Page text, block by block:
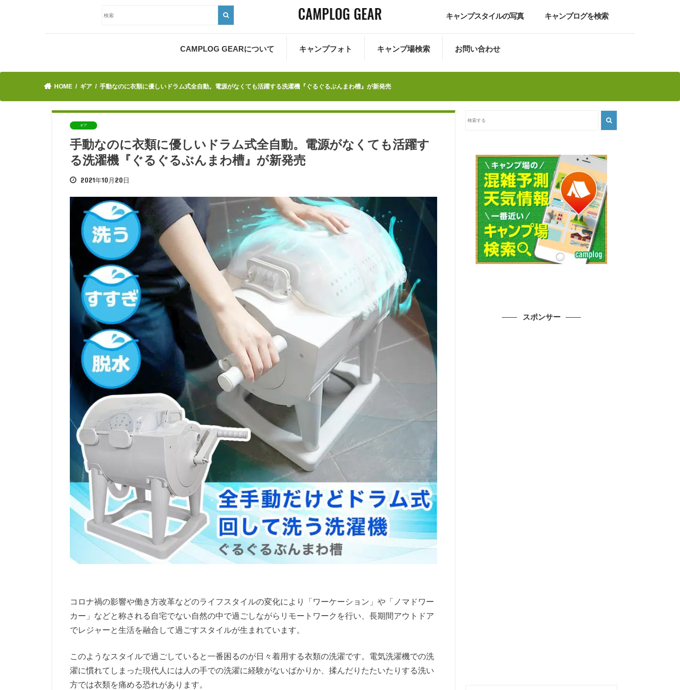
キャンプスタイルの写真 キャンプログを検索
CAMPLOG GEARについて キャンプフォト キャンプ場検索 お問い合わせ
HOME ギア 手動なのに衣類に優しいドラム式全自動。電源がなくても活躍する洗濯機『ぐるぐるぶんまわ槽』が新発売
ギア
手動なのに衣類に優しいドラム式全自動。電源がなくても活躍す
る洗濯機『ぐるぐるぶんまわ槽』が新発売
2021年10月20日
コロナ禍の影響や働き方改革などのライフスタイルの変化により「ワーケーション」や「ノマドワー
カー」などと称される自宅でない自然の中で過ごしながらリモートワークを行い、長期間アウトドア
でレジャーと生活を融合して過ごすスタイルが生まれています。
このようなスタイルで過ごしていると一番困るのが日々着用する衣類の洗濯です。電気洗濯機での洗
濯に慣れてしまった現代人には人の手での洗濯に経験がないばかりか、揉んだりたたいたりする洗い
方では衣類を痛める恐れがあります。
スポンサー